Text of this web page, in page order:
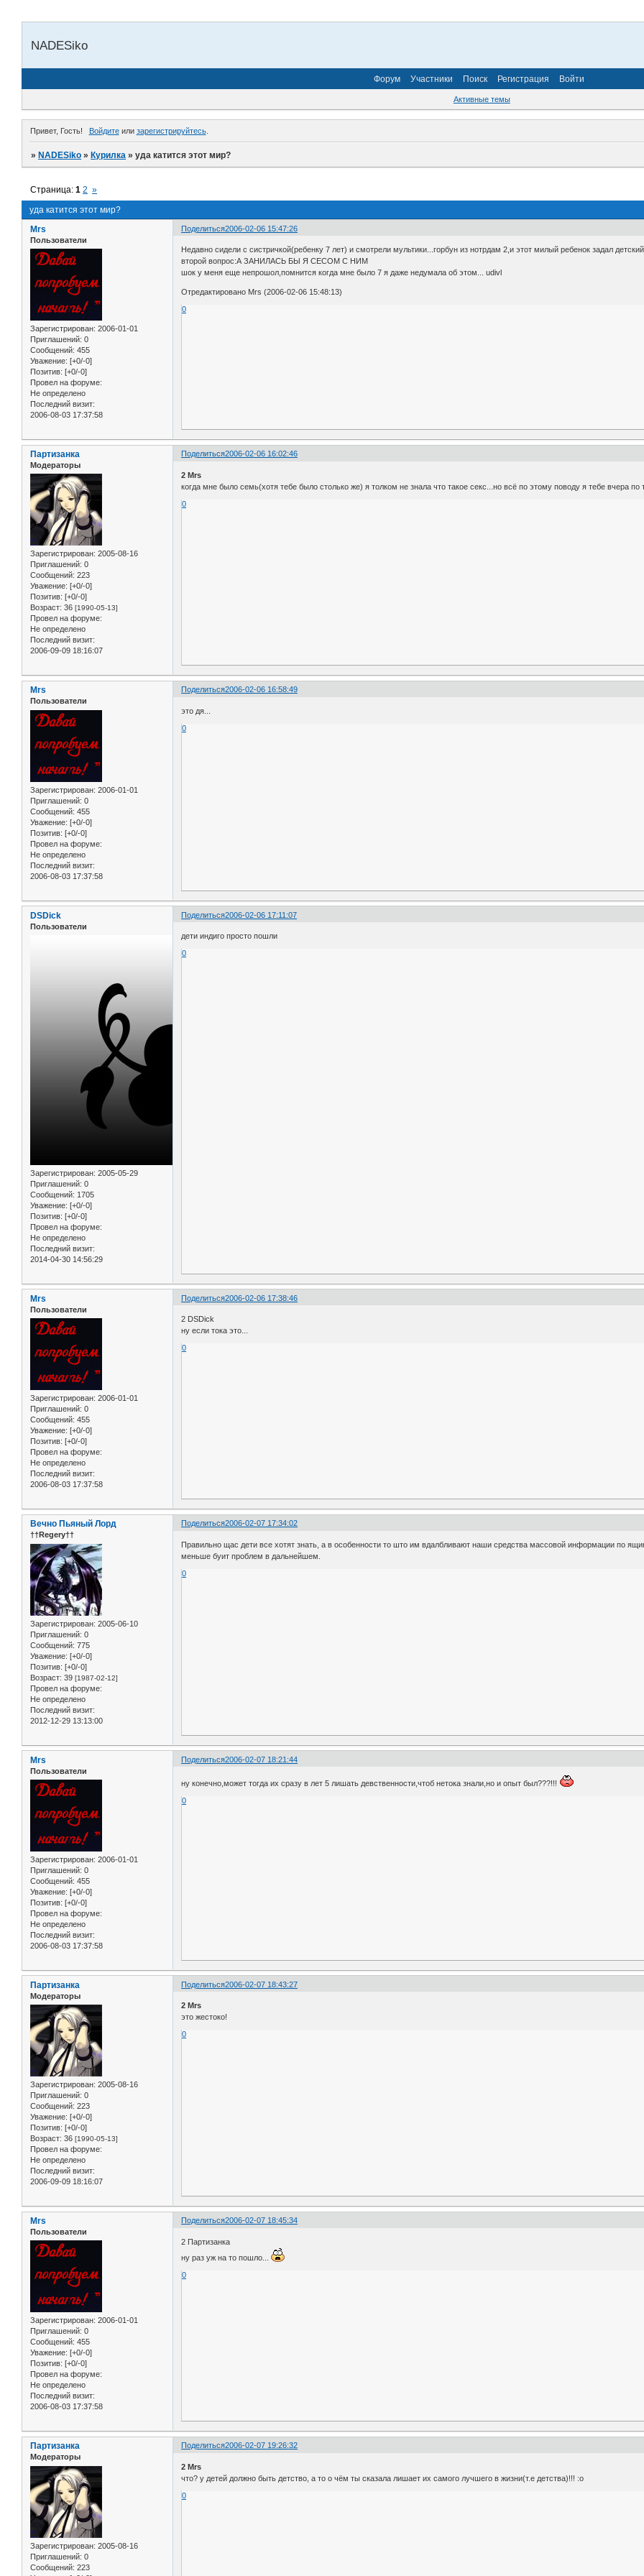
NADESiko
Форум Участники Поиск Регистрация Войти
Активные темы
Привет, Гость! Войдитеили зарегистрируйтесь.
»NADESiko »Курилка »уда катится этот мир?
уда катится этот мир?
Страница:1 2 »
Поделиться2006-02-06 15:47:26
Mrs
Пользователи
Зарегистрирован: 2006-01-01
Приглашений: 0
Сообщений: 455
Уважение: [+0/-0]
Позитив: [+0/-0]
Провел на форуме:
Не определено
Последний визит:
2006-08-03 17:37:58
Недавно сидели с систричкой(ребенку 7 лет) и смотрели мультики...горбун из нотрдам 2,и этот милый ребенок задал
второй вопрос:А ЗАНИЛАСЬ БЫ Я СЕСОМ С НИМ
шок у меня еще непрошол,помнится когда мне было 7 я даже недумала об этом... udivl
Отредактировано Mrs (2006-02-06 15:48:13)
0
Поделиться2006-02-06 16:02:46
Партизанка
Модераторы
Зарегистрирован: 2005-08-16
Приглашений: 0
Сообщений: 223
Уважение: [+0/-0]
Позитив: [+0/-0]
Возраст: 36 [1990-05-13]
Провел на форуме:
Не определено
Последний визит:
2006-09-09 18:16:07
2 Mrs
когда мне было семь(хотя тебе было столько же) я толком не знала что такое секс...но всё по этому поводу я тебе вчера по
0
Поделиться2006-02-06 16:58:49
Mrs
Пользователи
Зарегистрирован: 2006-01-01
Приглашений: 0
Сообщений: 455
Уважение: [+0/-0]
Позитив: [+0/-0]
Провел на форуме:
Не определено
Последний визит:
2006-08-03 17:37:58
это дя...
0
Поделиться2006-02-06 17:11:07
DSDick
Пользователи
Зарегистрирован: 2005-05-29
Приглашений: 0
Сообщений: 1705
Уважение: [+0/-0]
Позитив: [+0/-0]
Провел на форуме:
Не определено
Последний визит:
2014-04-30 14:56:29
дети индиго просто пошли
0
Поделиться2006-02-06 17:38:46
Mrs
Пользователи
Зарегистрирован: 2006-01-01
Приглашений: 0
Сообщений: 455
Уважение: [+0/-0]
Позитив: [+0/-0]
Провел на форуме:
Не определено
Последний визит:
2006-08-03 17:37:58
2 DSDick
ну если тока это...
0
Поделиться2006-02-07 17:34:02
Вечно Пьяный Лорд
††Regery††
Зарегистрирован: 2005-06-10
Приглашений: 0
Сообщений: 775
Уважение: [+0/-0]
Позитив: [+0/-0]
Возраст: 39 [1987-02-12]
Провел на форуме:
Не определено
Последний визит:
2012-12-29 13:13:00
Правильно щас дети все хотят знать, а в особенности то што им вдалбливают наши средства массовой информации по
меньше буит проблем в дальнейшем.
0
Поделиться2006-02-07 18:21:44
Mrs
Пользователи
Зарегистрирован: 2006-01-01
Приглашений: 0
Сообщений: 455
Уважение: [+0/-0]
Позитив: [+0/-0]
Провел на форуме:
Не определено
Последний визит:
2006-08-03 17:37:58
ну конечно,может тогда их сразу в лет 5 лишать девственности,чтоб нетока знали,но и опыт был???!!!
0
Поделиться2006-02-07 18:43:27
Партизанка
Модераторы
Зарегистрирован: 2005-08-16
Приглашений: 0
Сообщений: 223
Уважение: [+0/-0]
Позитив: [+0/-0]
Возраст: 36 [1990-05-13]
Провел на форуме:
Не определено
Последний визит:
2006-09-09 18:16:07
2 Mrs
это жестоко!
0
Поделиться2006-02-07 18:45:34
Mrs
Пользователи
Зарегистрирован: 2006-01-01
Приглашений: 0
Сообщений: 455
Уважение: [+0/-0]
Позитив: [+0/-0]
Провел на форуме:
Не определено
Последний визит:
2006-08-03 17:37:58
2 Партизанка
ну раз уж на то пошло...
0
Поделиться2006-02-07 19:26:32
Партизанка
Модераторы
Зарегистрирован: 2005-08-16
Приглашений: 0
Сообщений: 223
2 Mrs
что? у детей должно быть детство, а то о чём ты сказала лишает их самого лучшего в жизни(т.е детства)!!! :o
0